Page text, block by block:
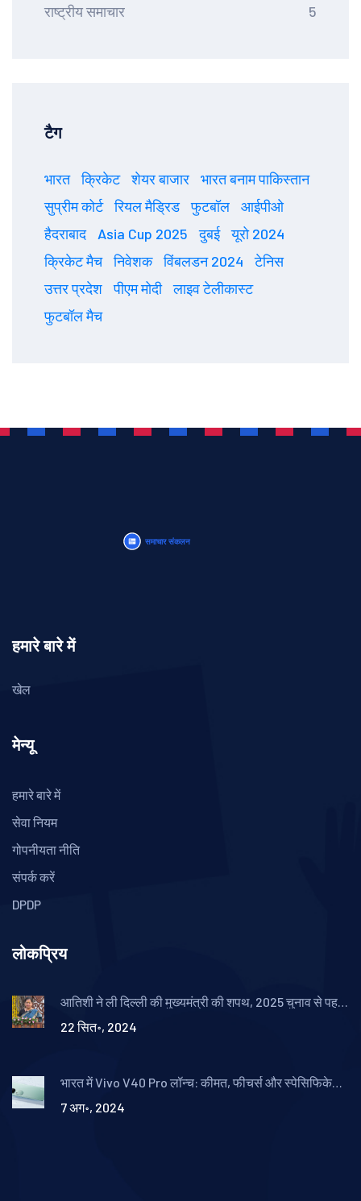
राष्ट्रीय समाचार 5
टैग
भारत क्रिकेट शेयर बाजार
भारत बनाम पाकिस्तान
सुप्रीम कोर्ट
रियल मैड्रिड फुटबॉल
आईपीओ
हैदराबाद
Asia Cup 2025 दुबई
यूरो 2024
क्रिकेट मैच
निवेशक विंबलडन 2024
टेनिस
उत्तर प्रदेश
पीएम मोदी
लाइव टेलीकास्ट
फुटबॉल मैच
हमारे बारे में
खेल
मेन्यू
हमारे बारे में
सेवा नियम
गोपनीयता नीति
संपर्क करें
DPDP
लोकप्रिय
आतिशी ने ली दिल्ली की मुख्यमंत्री की शपथ, 2025 चुनाव से पहले
22 सित॰, 2024
भारत में Vivo V40 Pro लॉन्च: कीमत, फीचर्स और स्पेसिफिकेशन
7 अग॰, 2024